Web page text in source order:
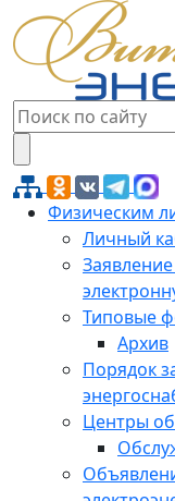
Физическим
Личный
Типовые
Архив
Порядок
Центры